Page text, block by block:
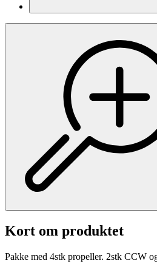
Kort om produktet
Pakke med 4stk propeller. 2stk CCW